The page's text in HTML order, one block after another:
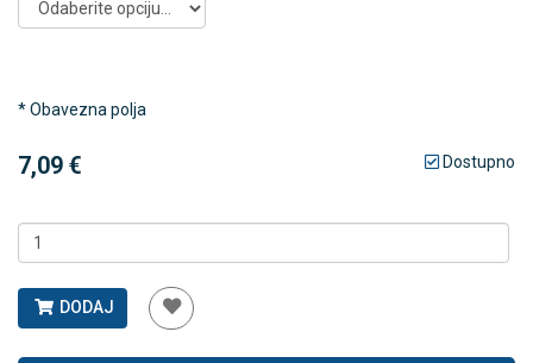
* Obavezna polja
7,09 € Dostupno
DODAJ